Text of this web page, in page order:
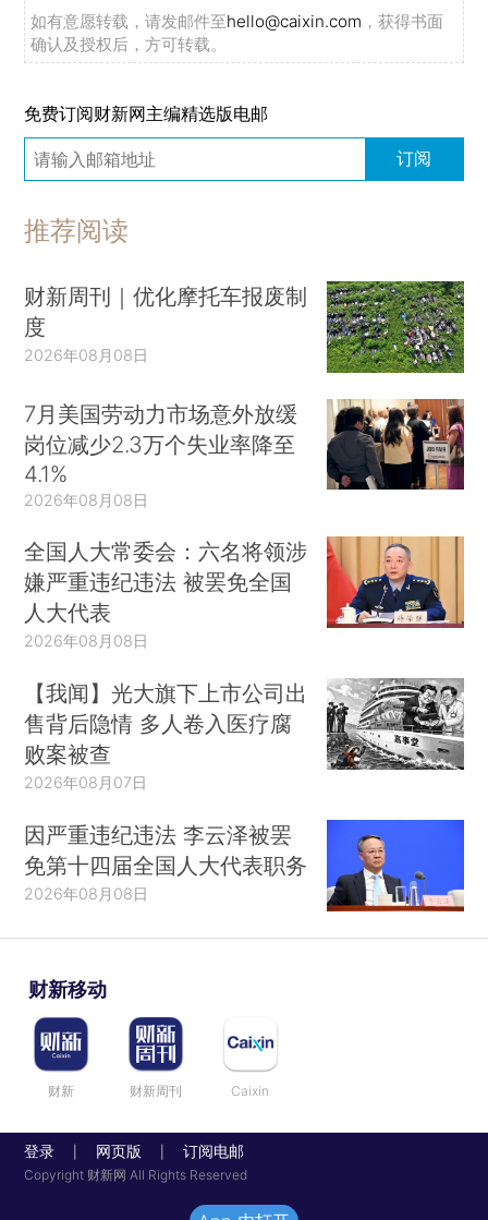
如有意愿转载，请发邮件至hello@caixin.com ，获得书面
确认及授权后，方可转载。
免费订阅财新网主编精选版电邮
订阅
推荐阅读
财新周刊｜优化摩托车报废制
度
2026年08月08日
7月美国劳动力市场意外放缓
岗位减少2.3万个失业率降至
4.1%
2026年08月08日
全国人大常委会：六名将领涉
嫌严重违纪违法 被罢免全国
人大代表
2026年08月08日
【我闻】光大旗下上市公司出
售背后隐情 多人卷入医疗腐
败案被查
2026年08月07日
因严重违纪违法 李云泽被罢
免第十四届全国人大代表职务
2026年08月08日
财新移动
财新 财新周刊 Caixin
登录 网页版 订阅电邮
Copyright 财新网 All Rights Reserved